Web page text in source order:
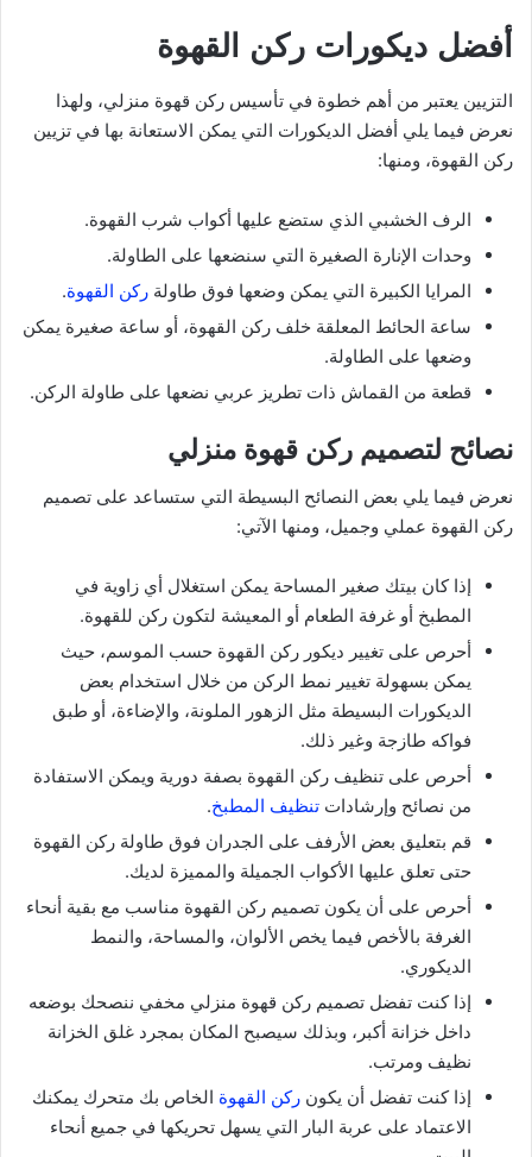
أفضل ديكورات ركن القهوة
التزيين يعتبر من أهم خطوة في تأسيس ركن قهوة منزلي، ولهذا
نعرض فيما يلي أفضل الديكورات التي يمكن الاستعانة بها في تزيين
ركن القهوة، ومنها:
الرف الخشبي الذي ستضع عليها أكواب شرب القهوة.
وحدات الإنارة الصغيرة التي سنضعها على الطاولة.
المرايا الكبيرة التي يمكن وضعها فوق طاولة ركن القهوة.
ساعة الحائط المعلقة خلف ركن القهوة، أو ساعة صغيرة يمكن
وضعها على الطاولة.
قطعة من القماش ذات تطريز عربي نضعها على طاولة الركن.
نصائح لتصميم ركن قهوة منزلي
نعرض فيما يلي بعض النصائح البسيطة التي ستساعد على تصميم
ركن القهوة عملي وجميل، ومنها الآتي:
إذا كان بيتك صغير المساحة يمكن استغلال أي زاوية في
المطبخ أو غرفة الطعام أو المعيشة لتكون ركن للقهوة.
أحرص على تغيير ديكور ركن القهوة حسب الموسم، حيث
يمكن بسهولة تغيير نمط الركن من خلال استخدام بعض
الديكورات البسيطة مثل الزهور الملونة، والإضاءة، أو طبق
فواكه طازجة وغير ذلك.
أحرص على تنظيف ركن القهوة بصفة دورية ويمكن الاستفادة
من نصائح وإرشادات تنظيف المطبخ.
قم بتعليق بعض الأرفف على الجدران فوق طاولة ركن القهوة
حتى تعلق عليها الأكواب الجميلة والمميزة لديك.
أحرص على أن يكون تصميم ركن القهوة مناسب مع بقية أنحاء
الغرفة بالأخص فيما يخص الألوان، والمساحة، والنمط
الديكوري.
إذا كنت تفضل تصميم ركن قهوة منزلي مخفي ننصحك بوضعه
داخل خزانة أكبر، وبذلك سيصبح المكان بمجرد غلق الخزانة
نظيف ومرتب.
إذا كنت تفضل أن يكون ركن القهوة الخاص بك متحرك يمكنك
الاعتماد على عربة البار التي يسهل تحريكها في جميع أنحاء